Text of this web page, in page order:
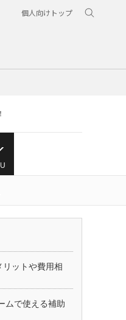
個人向けトップ
ットや費用相
ムで使える補助